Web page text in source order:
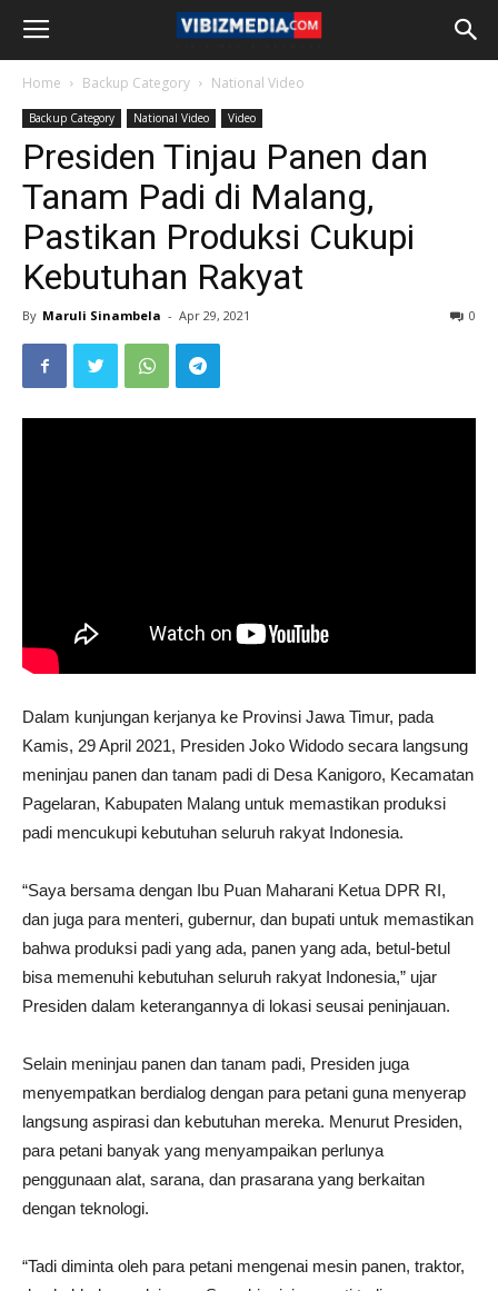
Home Backup Category National Video
Backup Category National Video Video
Presiden Tinjau Panen dan
Tanam Padi di Malang,
Pastikan Produksi Cukupi
Kebutuhan Rakyat
By Maruli Sinambela - Apr 29, 2021 0
Dalam kunjungan kerjanya ke Provinsi Jawa Timur, pada
Kamis, 29 April 2021, Presiden Joko Widodo secara langsung
meninjau panen dan tanam padi di Desa Kanigoro, Kecamatan
Pagelaran, Kabupaten Malang untuk memastikan produksi
padi mencukupi kebutuhan seluruh rakyat Indonesia.
“Saya bersama dengan Ibu Puan Maharani Ketua DPR RI,
dan juga para menteri, gubernur, dan bupati untuk memastikan
bahwa produksi padi yang ada, panen yang ada, betul-betul
bisa memenuhi kebutuhan seluruh rakyat Indonesia,” ujar
Presiden dalam keterangannya di lokasi seusai peninjauan.
Selain meninjau panen dan tanam padi, Presiden juga
menyempatkan berdialog dengan para petani guna menyerap
langsung aspirasi dan kebutuhan mereka. Menurut Presiden,
para petani banyak yang menyampaikan perlunya
penggunaan alat, sarana, dan prasarana yang berkaitan
dengan teknologi.
“Tadi diminta oleh para petani mengenai mesin panen, traktor,